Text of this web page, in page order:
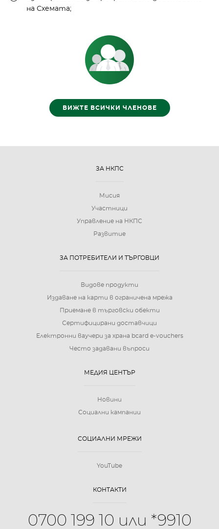
ВИЖТЕ ВСИЧКИ ЧЛЕНОВЕ
на Схемата;
ЗА НКПС
Мисия
Участници
Управление на НКПС
Развитие
ЗА ПОТРЕБИТЕЛИ И ТЪРГОВЦИ
Видове продукти
Издаване на карти в ограничена мрежа
Приемане в търговски обекти
Сертифицирани доставчици
Електронни ваучери за храна bcard e-vouchers
Често задавани въпроси
МЕДИЯ ЦЕНТЪР
Новини
Социални кампании
СОЦИАЛНИ МРЕЖИ
YouTube
КОНТАКТИ
0700 199 10 или *9910